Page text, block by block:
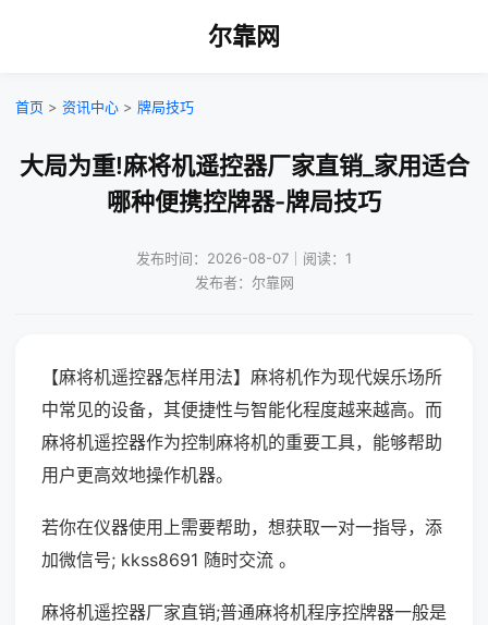
尔靠网
首页 > 资讯中心 > 牌局技巧
大局为重!麻将机遥控器厂家直销_家用适合
哪种便携控牌器-牌局技巧
发布时间：2026-08-07｜阅读：1
发布者：尔靠网
【麻将机遥控器怎样用法】麻将机作为现代娱乐场所
中常见的设备，其便捷性与智能化程度越来越高。而
麻将机遥控器作为控制麻将机的重要工具，能够帮助
用户更高效地操作机器。
若你在仪器使用上需要帮助，想获取一对一指导，添
加微信号; kkss8691 随时交流 。
麻将机遥控器厂家直销;普通麻将机程序控牌器一般是